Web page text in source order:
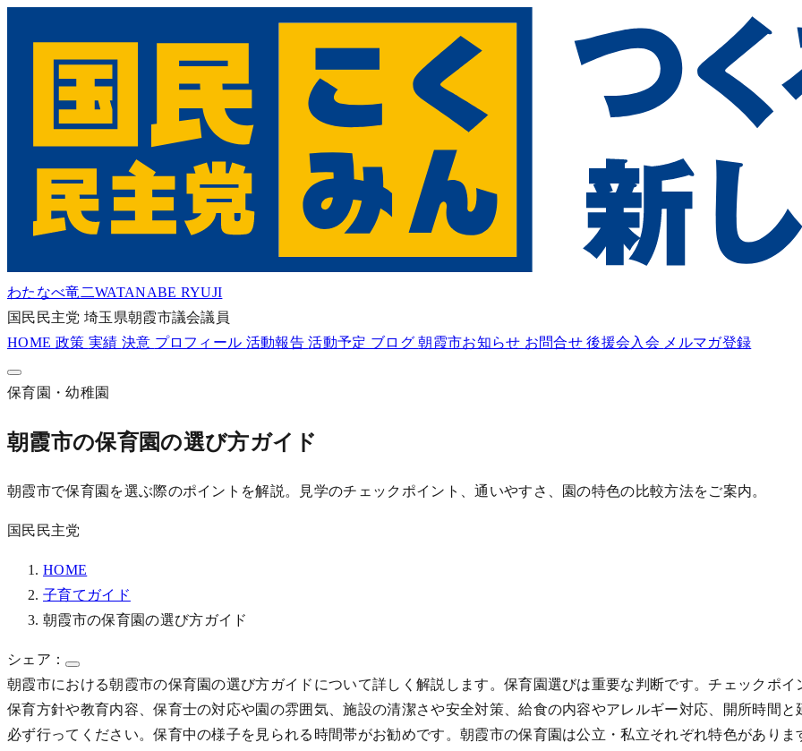
わたなべ竜二WATANABE RYUJI
国民民主党 埼玉県朝霞市議会議員
HOME 政策 実績 決意 プロフィール 活動報告活動予定 ブログ朝霞市お知らせ お問合せ後援会入会 メルマガ登録
保育園・幼稚園
朝霞市の保育園の選び方ガイド
朝霞市で保育園を選ぶ際のポイントを解説。見学のチェックポイント、通いやすさ、園の特色の比較方法をご案内。
国民民主党
HOME
子育てガイド
朝霞市の保育園の選び方ガイド
シェア：
朝霞市における朝霞市の保育園の選び方ガイドについて詳しく解説します。保育園選びは重要な判断です。チェックポ
保育方針や教育内容、保育士の対応や園の雰囲気、施設の清潔さや安全対策、給食の内容やアレルギー対応、開所時間
必ず行ってください。保育中の様子を見られる時間帯がお勧めです。朝霞市の保育園は公立・私立それぞれ特色があり